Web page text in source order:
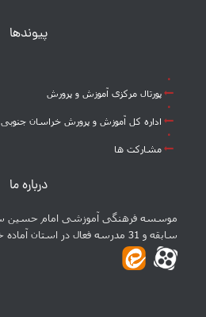
پیوندها
پورتال مرکزی آموزش و پرورش
اداره کل آموزش و پرورش خراسان جنوبی
مشارکت ها
درباره ما
سابقه و 31 مدرسه فعال در استان آماده خدمت رسانی می باشد.